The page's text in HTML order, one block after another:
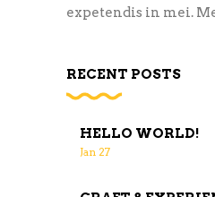
expetendis in mei.
RECENT POSTS
HELLO WORLD!
Jan 27